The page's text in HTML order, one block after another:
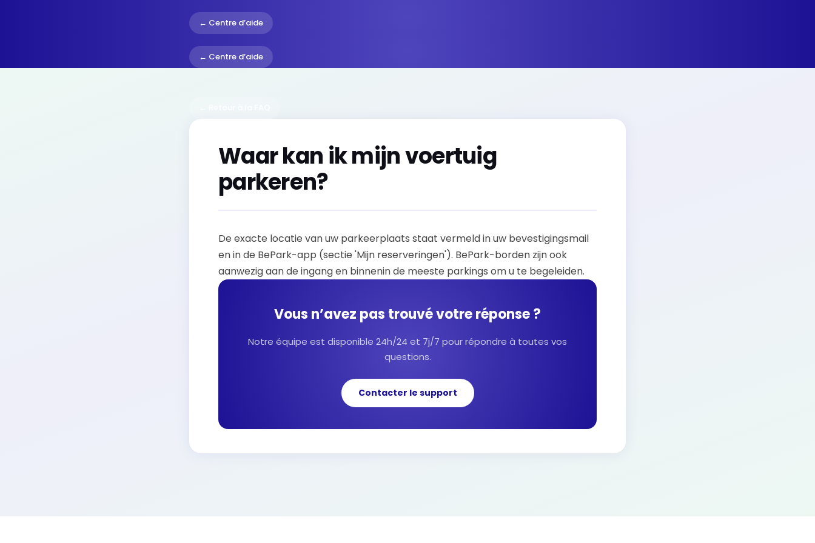
← Centre d’aide
← Centre d’aide
Waar kan ik mijn voertuig
parkeren?
De exacte locatie van uw parkeerplaats staat vermeld in uw bevestigingsmail
en in de BePark-app (sectie 'Mijn reserveringen'). BePark-borden zijn ook
aanwezig aan de ingang en binnenin de meeste parkings om u te begeleiden.
Vous n’avez pas trouvé votre réponse ?
Notre équipe est disponible 24h/24 et 7j/7 pour répondre à toutes vos
questions.
Contacter le support